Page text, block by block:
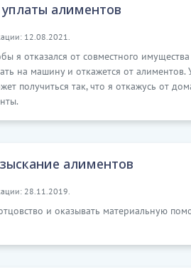
алиментов
12.08.2021.
я отказался от совместного
на машину и откажется от
получиться так, что я откажусь от
алиментов
28.11.2019.
и оказывать материальную